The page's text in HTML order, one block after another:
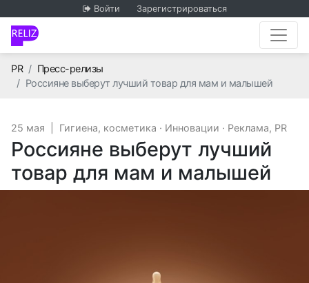
Войти Зарегистрироваться
PRГлавная
Пресс-релизы
Россияне выберут лучший товар для мам и малышей
25 мая Гигиена, косметика · Инновации · Реклама, PR
Россияне выберут лучший
товар для мам и малышей